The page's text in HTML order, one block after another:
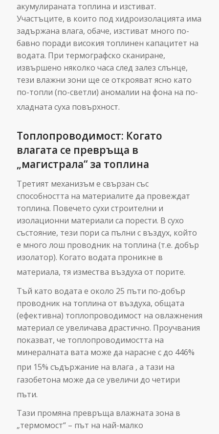
акумулираната топлина и изстиват.
Участъците, в които под хидроизолацията има
задържана влага, обаче, изстиват много по-
бавно поради високия топлинен капацитет на
водата. При термографско сканиране,
извършено няколко часа след залез слънце,
тези влажни зони ще се открояват ясно като
по-топли (по-светли) аномалии на фона на по-
хладната суха повърхност.
Топлопроводимост: Когато
влагата се превръща в
„магистрала“ за топлина
Третият механизъм е свързан със
способността на материалите да провеждат
топлина. Повечето сухи строителни и
изолационни материали са порести. В сухо
състояние, тези пори са пълни с въздух, който
е много лош проводник на топлина (т.е. добър
изолатор). Когато водата проникне в
материала, тя измества въздуха от порите.
Тъй като водата е около 25 пъти по-добър
проводник на топлина от въздуха, общата
(ефективна) топлопроводимост на овлажнения
материал се увеличава драстично. Проучвания
показват, че топлопроводимостта на
минералната вата може да нарасне с до 446%
при 15% съдържание на влага , а тази на
газобетона може да се увеличи до четири
пъти.
Тази промяна превръща влажната зона в
„термомост“ – път на най-малко